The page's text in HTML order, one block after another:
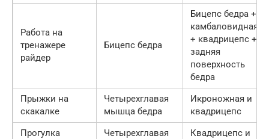
Работа на
тренажере
райдер
Бицепс бедра
Бицепс бедра +
камбаловидная
+ квадрицепс +
задняя
поверхность
бедра
Прыжки на
скакалке
Четырехглавая
мышца бедра
Икроножная и
квадрицепс
Прогулка
Четырехглавая
Квадрицепс и